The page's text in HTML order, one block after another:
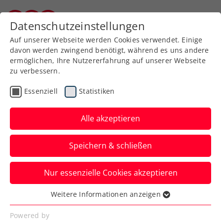
Zurück zur Newsübersicht
Turniere
Erste Bank Open:
Verdiente Bühne für
Sieger:innen des Drei
Tennisschulcups
Die Kids des Georg von Peuerbach
Datenschutzeinstellungen
Auf unserer Webseite werden Cookies verwendet. Einige
davon werden zwingend benötigt, während es uns andere
ermöglichen, Ihre Nutzererfahrung auf unserer Webseite
zu verbessern.
Essenziell Statistiken
Alle akzeptieren
Speichern & schließen
Nur essenzielle Cookies akzeptieren
Essenziell
Essenzielle Cookies werden für grundlegende
Weitere Informationen anzeigen
Powered by